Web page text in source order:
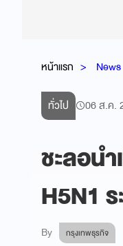
หน้าแรก News
ทั่วไป 06 ส.ค.
ชะลอน
H5N1
By กรุงเทพธุรกิจ